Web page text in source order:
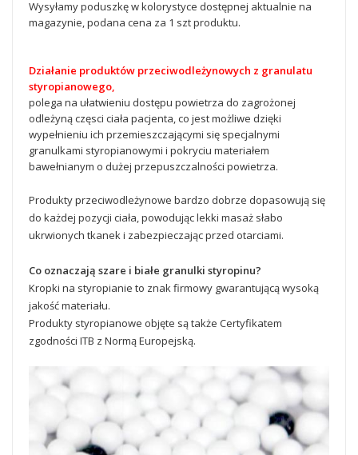
Wysyłamy poduszkę w kolorystyce dostępnej aktualnie na
magazynie, podana cena za 1 szt produktu.
Działanie produktów przeciwodleżynowych z granulatu
styropianowego,
polega na ułatwieniu dostępu powietrza do zagrożonej
odleżyną częsci ciała pacjenta, co jest możliwe dzięki
wypełnieniu ich przemieszczającymi się specjalnymi
granulkami styropianowymi i pokryciu materiałem
bawełnianym o dużej przepuszczalności powietrza.
Produkty przeciwodleżynowe bardzo dobrze dopasowują się
do każdej pozycji ciała, powodując lekki masaż słabo
ukrwionych tkanek i zabezpieczając przed otarciami.
Co oznaczają szare i białe granulki styropinu?
Kropki na styropianie to znak firmowy gwarantującą wysoką
jakość materiału.
Produkty styropianowe objęte są także Certyfikatem
zgodności ITB z Normą Europejską.